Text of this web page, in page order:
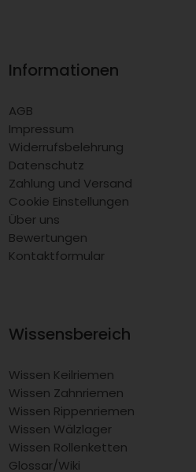
Informationen
AGB
Impressum
Widerrufsbelehrung
Datenschutz
Zahlung und Versand
Cookie Einstellungen
Über uns
Bewertungen
Kontaktformular
Wissensbereich
Wissen Keilriemen
Wissen Zahnriemen
Wissen Rippenriemen
Wissen Wälzlager
Wissen Rollenketten
Glossar/Wiki